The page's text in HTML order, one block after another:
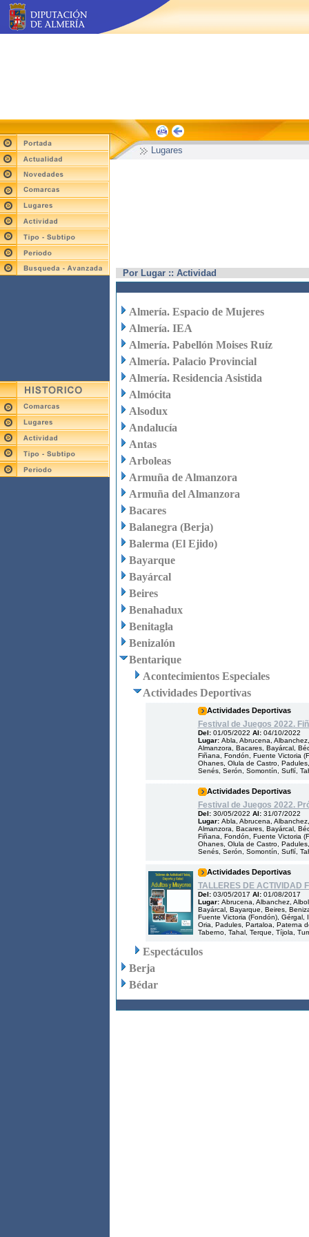
Lugares
Por Lugar :: Actividad
Almería. Espacio de Mujeres
Almería. IEA
Almería. Pabellón Moises Ruíz
Almería. Palacio Provincial
Almería. Residencia Asistida
Almócita
Alsodux
Andalucía
Antas
Arboleas
Armuña de Almanzora
Armuña del Almanzora
Bacares
Balanegra (Berja)
Balerma (El Ejido)
Bayarque
Bayárcal
Beires
Benahadux
Benitagla
Benizalón
Bentarique
Acontecimientos Especiales
Actividades Deportivas
Actividades Deportivas
Festival de Juegos 2022.
Del: 01/05/2022 Al: 04/10/2022
Lugar: Abla, Abrucena,
Almanzora, Bacares, Bayárcal,
Fiñana, Fondón, Fuente Victoria
Ohanes, Olula de Castro,
Senés, Serón, Somontín, Suflí,
Actividades Deportivas
Festival de Juegos 2022.
Del: 30/05/2022 Al: 31/07/2022
Lugar: Abla, Abrucena,
Almanzora, Bacares, Bayárcal,
Fiñana, Fondón, Fuente Victoria
Ohanes, Olula de Castro,
Senés, Serón, Somontín, Suflí,
Actividades Deportivas
TALLERES DE ACTIVIDAD
Del: 03/05/2017 Al: 01/08/2017
Lugar: Abrucena, Albanchez,
Bayárcal, Bayarque, Beires,
Fuente Victoria (Fondón), Gérgal,
Oria, Padules, Partaloa, Paterna
Taberno, Tahal, Terque, Tíjola,
Espectáculos
Berja
Bédar